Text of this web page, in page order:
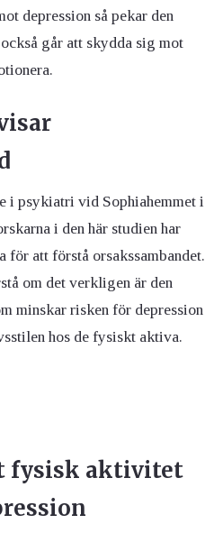
depression så pekar den
går att skydda sig mot
i psykiatri vid Sophiahemmet i
i den här studien har
för att förstå orsakssambandet.
om det verkligen är den
minskar risken för depression
hos de fysiskt aktiva.
fysisk aktivitet